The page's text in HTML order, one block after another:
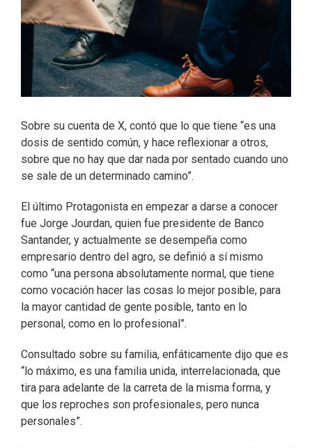
Sobre su cuenta de X, contó que lo que tiene “es una
dosis de sentido común, y hace reflexionar a otros,
sobre que no hay que dar nada por sentado cuando uno
se sale de un determinado camino”.
El último Protagonista en empezar a darse a conocer
fue Jorge Jourdan, quien fue presidente de Banco
Santander, y actualmente se desempeña como
empresario dentro del agro, se definió a sí mismo
como “una persona absolutamente normal, que tiene
como vocación hacer las cosas lo mejor posible, para
la mayor cantidad de gente posible, tanto en lo
personal, como en lo profesional”.
Consultado sobre su familia, enfáticamente dijo que es
“lo máximo, es una familia unida, interrelacionada, que
tira para adelante de la carreta de la misma forma, y
que los reproches son profesionales, pero nunca
personales”.